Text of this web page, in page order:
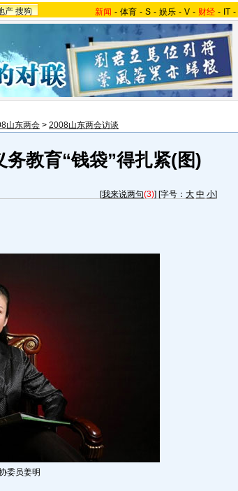
产 搜狗 新闻 - 体育 - S - 娱乐 - V - 财经 - IT -
山东两会 > 2008山东两会访谈
教育“钱袋”得扎紧(图)
[我来说两句(3)] [字号： 大 中 小]
委员姜明